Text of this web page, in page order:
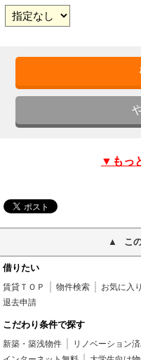
▼もっ
こ
借りたい
賃貸ＴＯＰ 物件検索 お気に入
退去申請
こだわり条件で探す
新築・築浅物件 リノベーション